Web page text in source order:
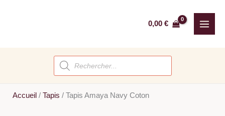
0,00 €
Recherche
de
produits
Accueil / Tapis / Tapis Amaya Navy Coton